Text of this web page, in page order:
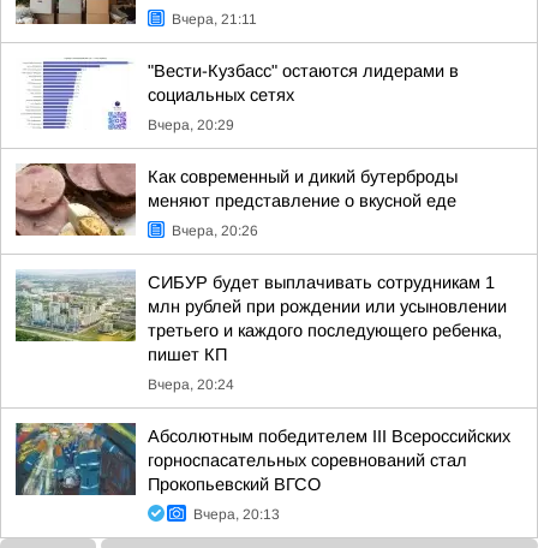
Вчера, 21:11
"Вести-Кузбасс" остаются лидерами в
социальных сетях
Вчера, 20:29
Как современный и дикий бутерброды
меняют представление о вкусной еде
Вчера, 20:26
СИБУР будет выплачивать сотрудникам 1
млн рублей при рождении или усыновлении
третьего и каждого последующего ребенка,
пишет КП
Вчера, 20:24
Абсолютным победителем III Всероссийских
горноспасательных соревнований стал
Прокопьевский ВГСО
Вчера, 20:13